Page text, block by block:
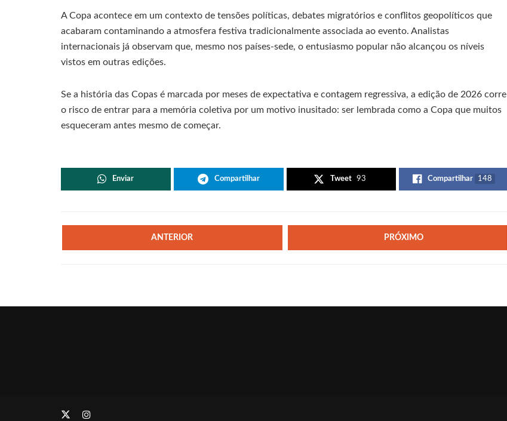
A Copa acontece em um contexto de tensões políticas, debates migratórios e conflitos geopolíticos que
acabaram contaminando a atmosfera festiva tradicionalmente associada ao evento. Analistas
internacionais já observam que, mesmo nos países-sede, o entusiasmo popular não alcançou os níveis
vistos em outras edições.
Se a história das Copas é marcada por meses de expectativa e contagem regressiva, a edição de 2026 corre
o risco de entrar para a memória coletiva por um motivo inusitado: ser lembrada como a Copa que muitos
esqueceram antes mesmo de começar.
Enviar Compartilhar Tweet 93 Compartilhar 148
ANTERIOR PRÓXIMO